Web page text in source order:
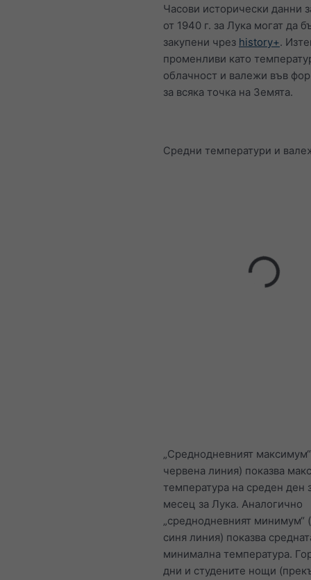
Часови исторически данни
от 1940 г. за Лука могат да
закупени чрез history+.
променливи като
облачност и валежи във
за всяка точка на Земята.
Средни температури и
„Среднодневният
червена линия) показва
температура на среден ден
месец за Лука. Аналогично
„среднодневният минимум“
синя линия) показва
минимална температура.
дни и студените нощи